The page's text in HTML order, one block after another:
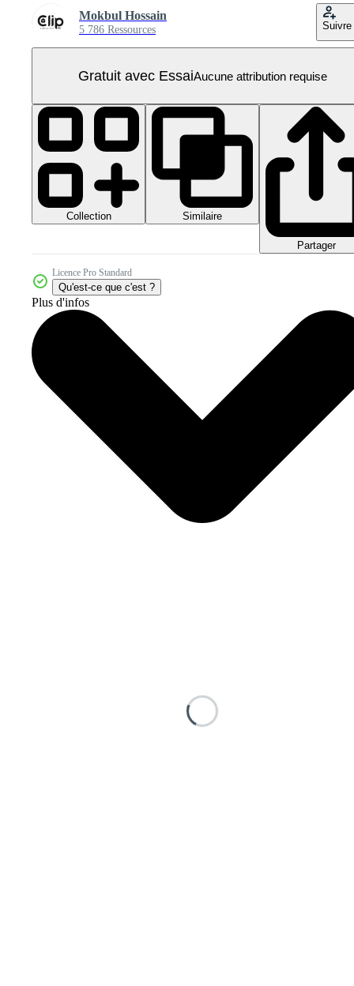
Mokbul Hossain
5 786 Ressources Suivre
Gratuit avec EssaiAucune attribution requise
Collection Similaire
Partager
Licence Pro Standard
Qu'est-ce que c'est ?
Plus d'infos